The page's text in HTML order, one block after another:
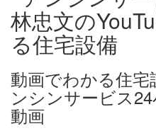
動画でわかる住
ンシンサービス
動画